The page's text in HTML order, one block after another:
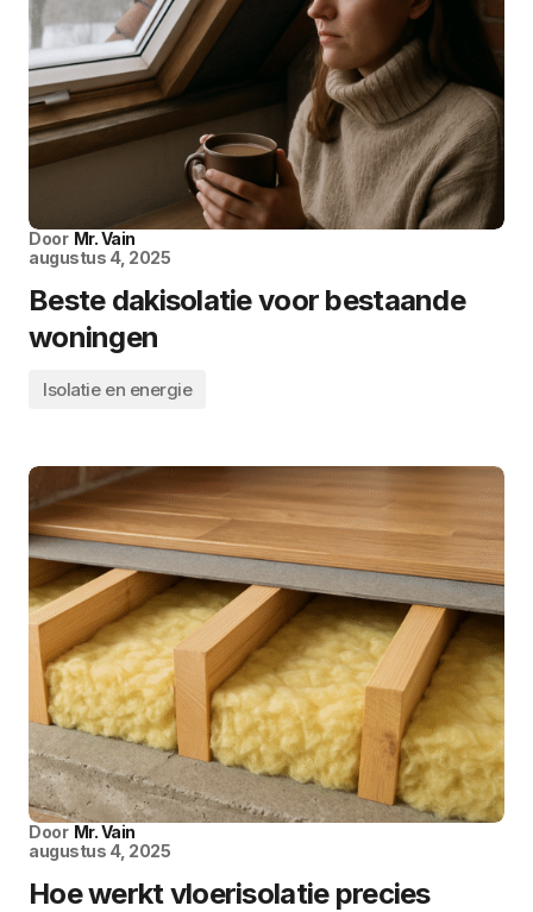
Door Mr. Vain
augustus 4, 2025
Beste dakisolatie voor bestaande
woningen
Isolatie en energie
Door Mr. Vain
augustus 4, 2025
Hoe werkt vloerisolatie precies